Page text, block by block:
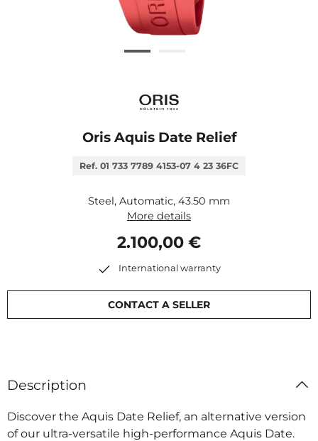
Oris Aquis Date Relief
Ref. 01 733 7789 4153-07 4 23 36FC
Steel, Automatic, 43.50 mm
More details
2.100,00 €
International warranty
CONTACT A SELLER
Description
Discover the Aquis Date Relief, an alternative version
of our ultra-versatile high-performance Aquis Date.